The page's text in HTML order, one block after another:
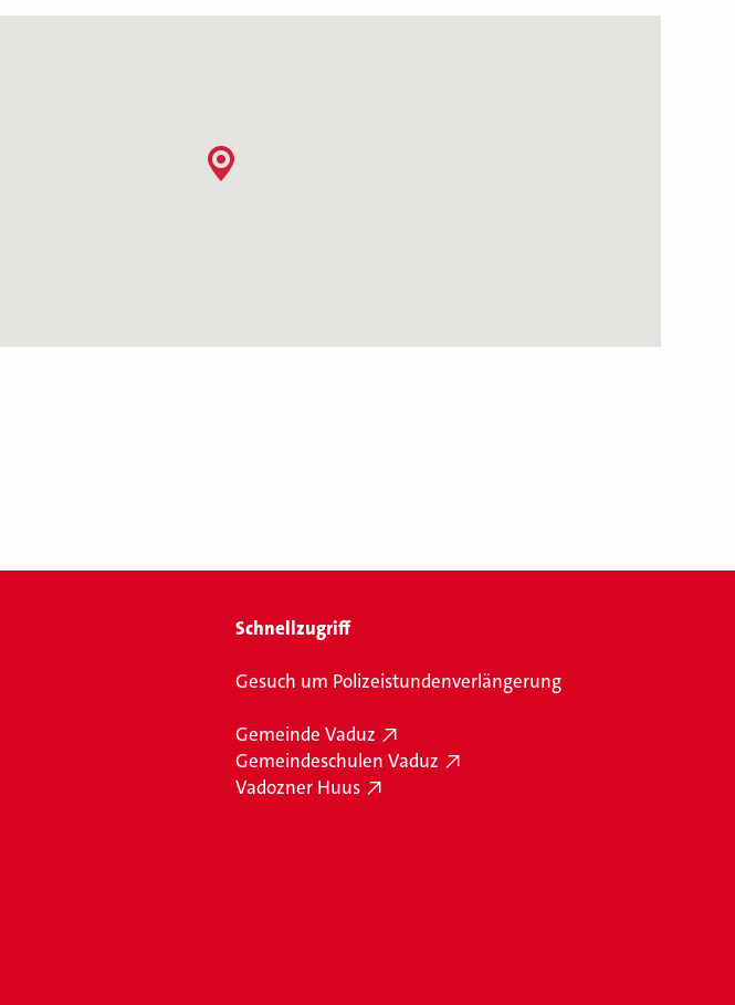
Schnellzugriff
Gesuch um Polizeistundenverlängerung
Gemeinde Vaduz
Gemeindeschulen Vaduz
Vadozner Huus